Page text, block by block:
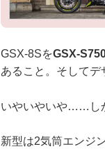
GSX-8SをGSX-
あること。そしてデ
いやいやいや……し
新型は2気筒エンジ